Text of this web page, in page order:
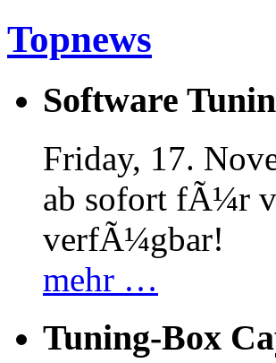
Topnews
Software
Friday, 17.
ab sofort fÃ¼r
verfÃ¼gbar!
mehr …
Tuning-Box